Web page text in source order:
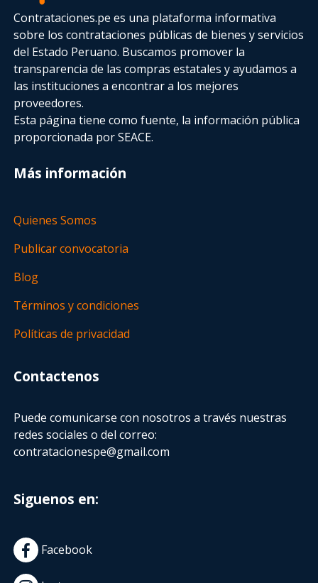
Contrataciones.pe es una plataforma informativa
sobre los contrataciones públicas de bienes y servicios
del Estado Peruano. Buscamos promover la
transparencia de las compras estatalesy ayudamos a
las instituciones a encontrar a los mejores
proveedores.
Esta página tiene como fuente, la información pública
proporcionada por SEACE.
Más información
Quienes Somos
Publicar convocatoria
Blog
Términos y condiciones
Políticas de privacidad
Contactenos
Puede comunicarse con nosotros a través nuestras
redes sociales o del correo:
contratacionespe@gmail.com
Siguenos en:
Facebook